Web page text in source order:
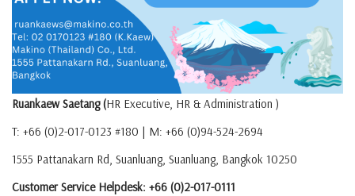
Ruankaew Saetang (HR Executive, HR & Administration )
T: +66 (0)2-017-0123 #180 | M: +66 (0)94-524-2694
1555 Pattanakarn Rd, Suanluang, Suanluang, Bangkok 10250
Customer Service Helpdesk: +66 (0)2-017-0111